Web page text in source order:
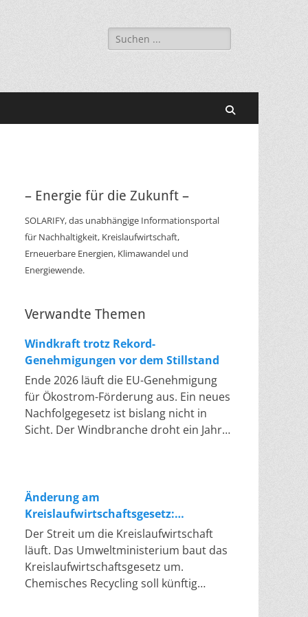
Suchen
nach:
– Energie für die Zukunft –
SOLARIFY, das unabhängige Informationsportal
für Nachhaltigkeit, Kreislaufwirtschaft,
Erneuerbare Energien, Klimawandel und
Energiewende.
Verwandte Themen
Windkraft trotz Rekord-
Genehmigungen vor dem Stillstand
Ende 2026 läuft die EU-Genehmigung
für Ökostrom-Förderung aus. Ein neues
Nachfolgegesetz ist bislang nicht in
Sicht. Der Windbranche droht ein Jahr,
Problem hat die Politik tatsächlich
gelöst, die Verfahren laufen heute
deutlich schneller. Die Halbjahresbilanz
der Branche bestätigt dieses Muster:
So viele Windräder wie nie zuvor
wurden genehmigt, doch im ersten
Halbjahr gingen netto nur rund zwei
Änderung am
Kreislaufwirtschaftsgesetz:
Chemisches Recycling soll Lücke
füllen
Der Streit um die Kreislaufwirtschaft
läuft. Das Umweltministerium baut das
Kreislaufwirtschaftsgesetz um.
Chemisches Recycling soll künftig